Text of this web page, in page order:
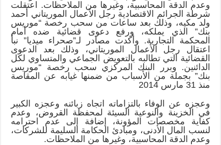
وعدم الدقة المحاسبية، وغيرها من الملاحظات. اعتقلت
شرطة الجرائم الاقتصادية رجل الأعمال الموريتاني أحمد
ولد مكيه، وذلك بعد ساعات من سحب رخصة “موريس
بنك” الذي يملكه، ورفع دعوى قضائية ضده أمام
المحكمة التجارية. وأكدت مصادر لـ”صحراء ميديا” نبأ
اعتقال رجل الأعمال الموريتاني، وذلك بعد الدعوى
القضائية التي تطالبه بالتعويض الجماعي والمتساوي لكل
الدائنين. وبرر البنك المركزي سحب رخصة “موريس
بنك” بجملة من الأسباب من ضمنها غيابه عن المقاصة
منذ 31 مارس 2014
وعجزه عن الوفاء بالتزاماته اتجاه زبائنه وعجزه الكبير
في الخزينة والنوعية السيئة لمحفظة القروض، وعدم
كفاية مخصصات المؤونة، إضافة إلى عدم احترامه
لنسب المال الأدنى، ومبادئ الحكامة السليمة للشركات،
وعدم الدقة المحاسبية، وغيرها من الملاحظات.